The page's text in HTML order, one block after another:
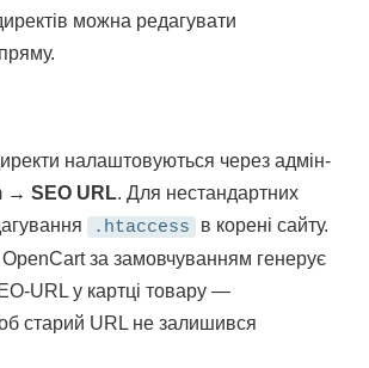
можна редагувати
налаштовуються через адмін-
→ SEO URL. Для нестандартних
.htaccess
в корені сайту.
OpenCart за замовчуванням генерує
URL у картці товару —
старий URL не залишився